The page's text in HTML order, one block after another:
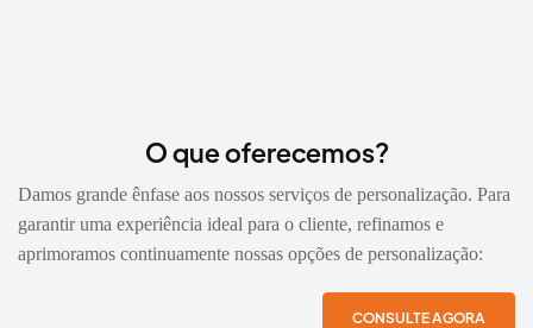
O que oferecemos?
Damos grande ênfase aos nossos serviços de personalização. Para
garantir uma experiência ideal para o cliente, refinamos e
aprimoramos continuamente nossas opções de personalização:
CONSULTE AGORA